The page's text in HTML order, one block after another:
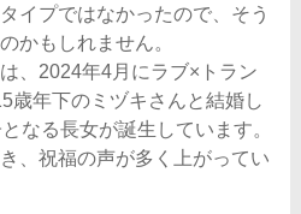
イプではなかったので、そう
かもしれません。
、2024年4月にラブ×トラン
歳年下のミヅキさんと結婚し
なる長女が誕生しています。
、祝福の声が多く上がってい